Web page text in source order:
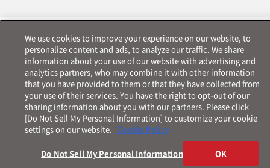
We use cookies to improve your experience on our website, to
personalize content and ads, to analyze our traffic. We share
information about your use of our website with advertising and
analytics partners, who may combine it with other information
that you have provided to them or that they have collected from
your use of their services. You have the right to opt-out of our
sharing information about you with our partners. Please click
[Do Not Sell My Personal Information] to customize your cookie
settings on our website. Cookie Policy
Do Not Sell My Personal Information OK